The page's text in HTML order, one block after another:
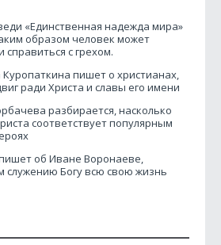
«Единственная надежда мира»
образом человек может
справиться с грехом.
Куропаткина пишет о христианах,
ради Христа и славы его имени
разбирается, насколько
соответствует популярным
об Иване Воронаеве,
служению Богу всю свою жизнь